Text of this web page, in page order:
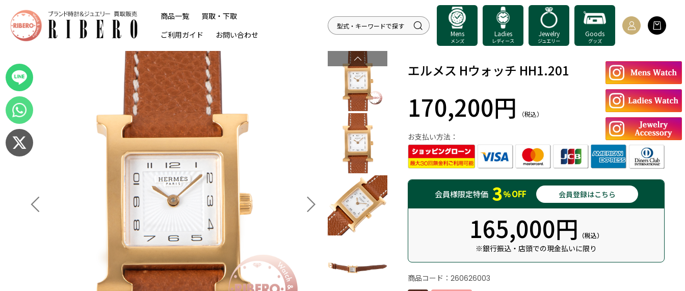
商品一覧
買取・下取
ご利用ガイド
お問い合わせ Mens
メンズ
Ladies
レディース
Jewelry
ジュエリー
Goods
グッズ
エルメス Hウォッチ HH1.201
170,200円 （税込）
お支払い方法：
会員様限定特価 3％OFF 会員登録はこちら
165,000円 （税込）
※銀行振込・店頭での現金払いに限り
商品コード： 260626003